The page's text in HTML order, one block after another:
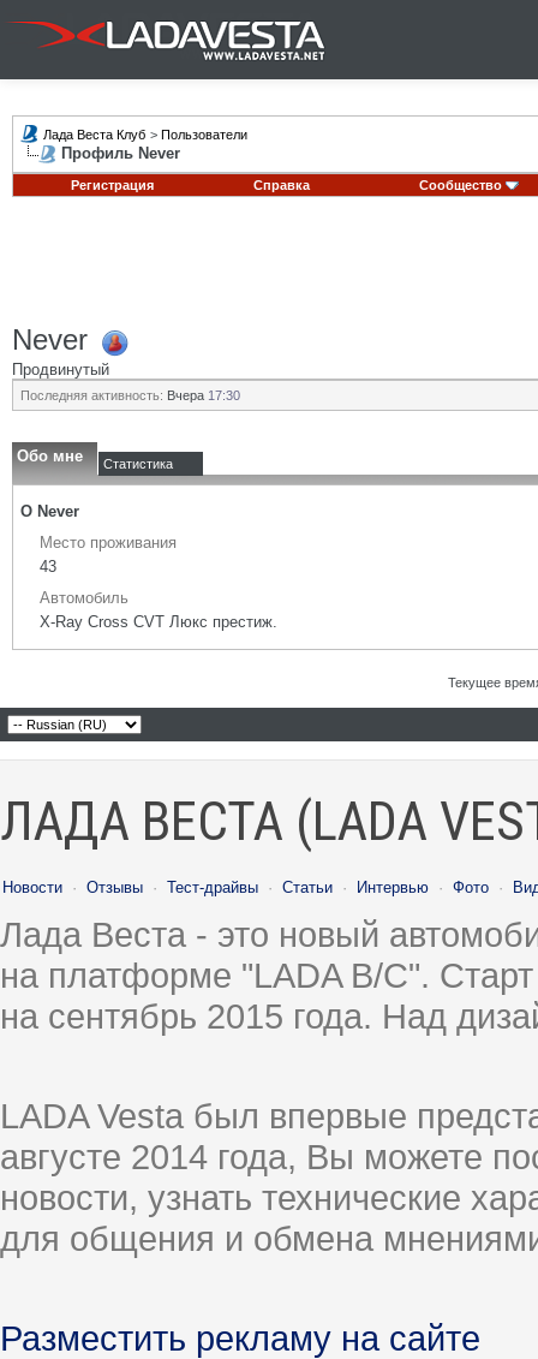
Лада Веста Клуб > Пользователи
Профиль Never
Регистрация Справка Сообщество
Never
Продвинутый
Последняя активность: Вчера 17:30
Обо мне Статистика
О Never
Место проживания
43
Автомобиль
X-Ray Cross CVT Люкс престиж.
Текущее
ЛАДА ВЕСТА (LADA
Новости · Отзывы · Тест-драйвы · Статьи · Интервью · Фото ·
Лада Веста - это новый
на платформе "LADA B/C".
на сентябрь 2015 года. Над
LADA Vesta был впервые
августе 2014 года, Вы можете
новости, узнать технические
для общения и обмена
Разместить рекламу на сайте